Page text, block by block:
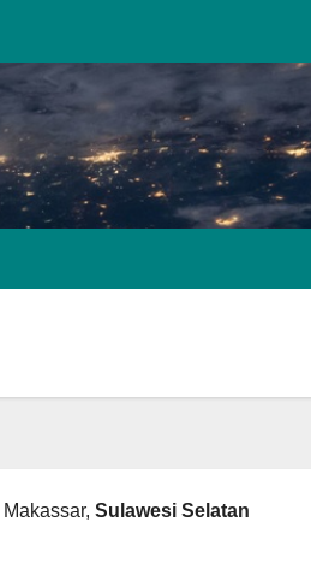
Makassar, Sulawesi Selatan